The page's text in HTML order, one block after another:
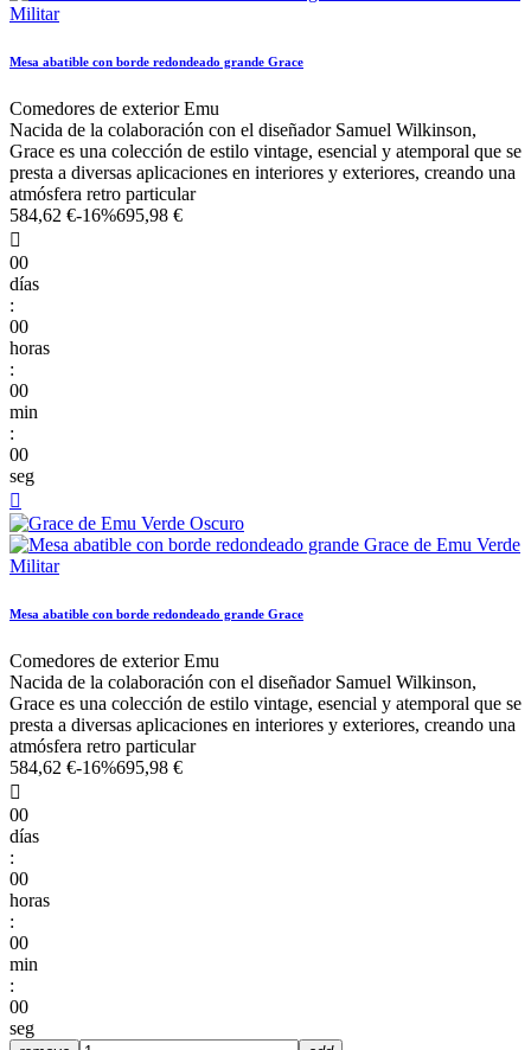
Mesa abatible con borde redondeado grande Grace
Comedores de exterior Emu
Nacida de la colaboración con el diseñador Samuel Wilkinson,
Grace es una colección de estilo vintage, esencial y atemporal que se
presta a diversas aplicaciones en interiores y exteriores, creando una
atmósfera retro particular
584,62 €-16%695,98 €

00
días
:
00
horas
:
00
min
:
00
seg

Mesa abatible con borde redondeado grande Grace
Comedores de exterior Emu
Nacida de la colaboración con el diseñador Samuel Wilkinson,
Grace es una colección de estilo vintage, esencial y atemporal que se
presta a diversas aplicaciones en interiores y exteriores, creando una
atmósfera retro particular
584,62 €-16%695,98 €

00
días
:
00
horas
:
00
min
:
00
seg